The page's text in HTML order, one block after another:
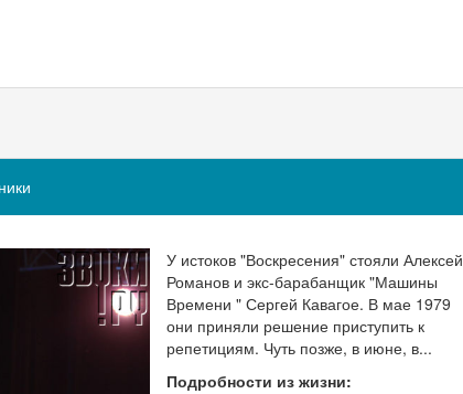
У истоков "Воскресения" стояли Алексей
Романов и экс-барабанщик "Машины
Времени " Сергей Кавагое. В мае 1979
они приняли решение приступить к
репетициям. Чуть позже, в июне, в...
Подробности из жизни: